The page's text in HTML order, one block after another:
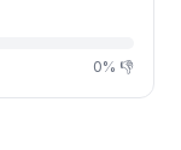
0% 👎